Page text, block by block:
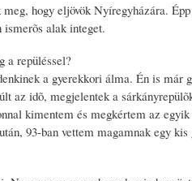
hogy eljövök Nyíregyházára.
alak integet.
a repüléssel?
a gyerekkori álma. Én is már
az idõ, megjelentek a
kimentem és megkértem az
93-ban vettem magamnak egy